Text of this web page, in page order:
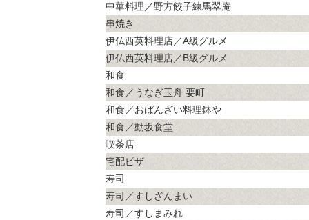
中華料理／野方餃子練馬翠庵
串焼き
伊仏西英料理店／A級グルメ
伊仏西英料理店／B級グルメ
和食
和食／うなぎ玉舟 要町
和食／おばんざい料理鉢や
和食／動坂食堂
喫茶店
宅配ピザ
寿司
寿司／すしざんまい
寿司／すしまみれ